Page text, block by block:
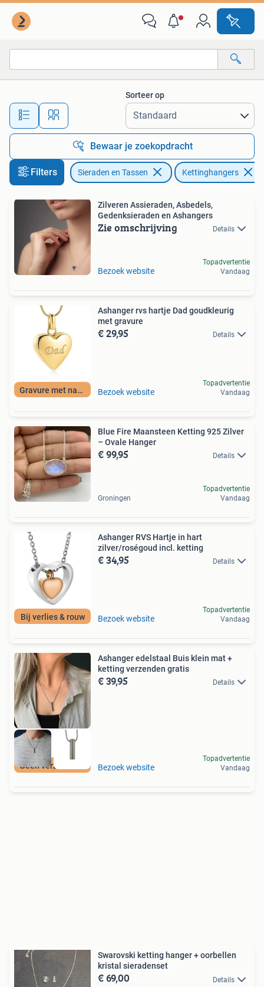
Alle afstanden…
Sorteer op
Bewaar je zoekopdracht
Filters Sieraden en Tassen Kettinghangers
Zilveren Assieraden, Asbedels,
Gedenksieraden en Ashangers
Zie omschrijving Details
Bezoek website
Topadvertentie
Vandaag
Gravure met naam
Ashanger rvs hartje Dad goudkleurig
met gravure
€ 29,95 Details
Bezoek website
Topadvertentie
Vandaag
Blue Fire Maansteen Ketting 925 Zilver
– Ovale Hanger
€ 99,95 Details
Groningen
Topadvertentie
Vandaag
Bij verlies & rouw
Ashanger RVS Hartje in hart
zilver/roségoud incl. ketting
€ 34,95 Details
Bezoek website
Topadvertentie
Vandaag
Ashanger edelstaal Buis klein mat +
ketting verzenden gratis
€ 39,95 Details
Bezoek website
Topadvertentie
Vandaag
Swarovski ketting hanger + oorbellen
kristal sieradenset
€ 69,00 Details